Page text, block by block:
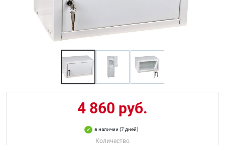
4 860 руб.
в наличии (7 дней)
Количество